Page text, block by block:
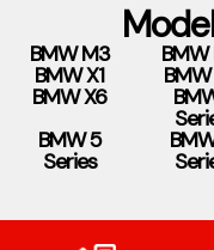
BMW M3
BMW X1
BMW X6
BMW 5
Series